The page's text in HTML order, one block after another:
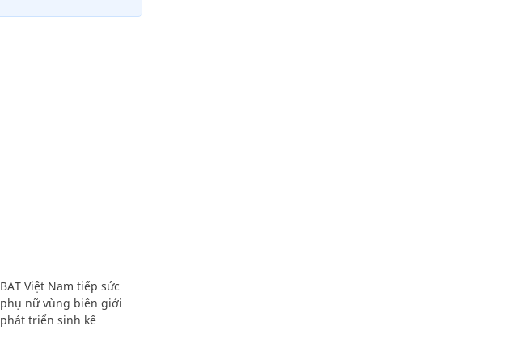
BAT Việt Nam tiếp sức
phụ nữ vùng biên giới
phát triển sinh kế